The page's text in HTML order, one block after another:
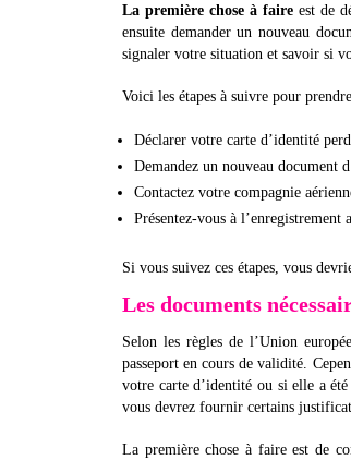
La première chose à faire est de
ensuite demander un nouveau
signaler votre situation et savoir si
Voici les étapes à suivre pour
Déclarer votre carte d’identité
Demandez un nouveau document
Contactez votre compagnie
Présentez-vous à
Si vous suivez ces étapes, vous
Les documents
Selon les règles de l’Union
passeport en cours de validité.
votre carte d’identité ou si elle a
vous devrez fournir certains
La première chose à faire est de